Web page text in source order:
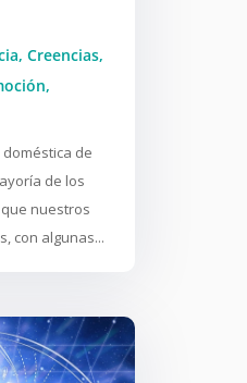
, Creencias,
,
de
de los
nuestros
con algunas...